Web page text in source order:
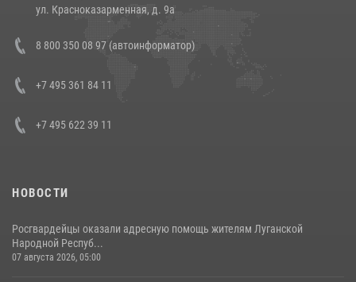
В Росгвардии прошла военно-научная конференция по обобщению
боевого опыта
ул. Красноказарменная, д. 9а
8 800 350 08 97 (автоинформатор)
+7 495 361 84 11
+7 495 622 39 11
НОВОСТИ
Росгвардейцы оказали адресную помощь жителям Луганской
Народной Респуб...
07 августа 2026, 05:00